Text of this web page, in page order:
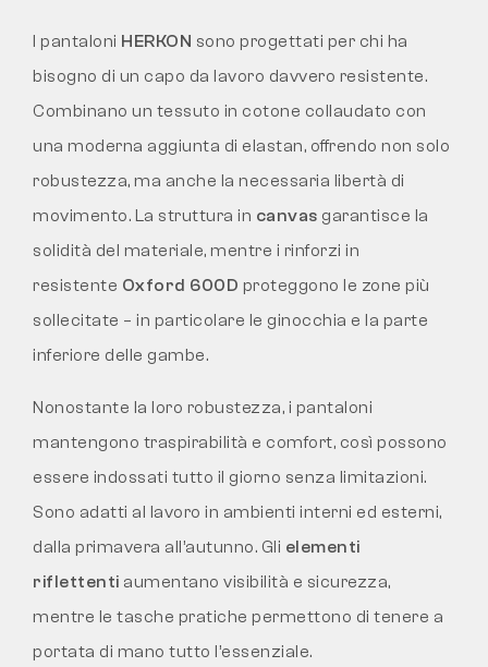
I pantaloni HERKON sono progettati per chi ha
bisogno di un capo da lavoro davvero resistente.
Combinano un tessuto in cotone collaudato con
una moderna aggiunta di elastan, offrendo non solo
robustezza, ma anche la necessaria libertà di
movimento. La struttura in canvas garantisce la
solidità del materiale, mentre i rinforzi in
resistente Oxford 600D proteggono le zone più
sollecitate – in particolare le ginocchia e la parte
inferiore delle gambe.
Nonostante la loro robustezza, i pantaloni
mantengono traspirabilità e comfort, così possono
essere indossati tutto il giorno senza limitazioni.
Sono adatti al lavoro in ambienti interni ed esterni,
dalla primavera all’autunno. Gli elementi
riflettenti aumentano visibilità e sicurezza,
mentre le tasche pratiche permettono di tenere a
portata di mano tutto l’essenziale.